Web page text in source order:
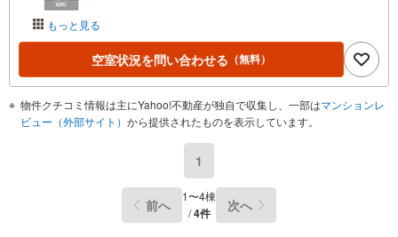
もっと見る
空室状況を問い合わせる （無料）
物件クチコミ情報は主にYahoo!不動産が独自で収集し、一部はマンションレ
ビュー（外部サイト） から提供されたものを表示しています。
1
前へ
1〜4棟
/4件 次へ